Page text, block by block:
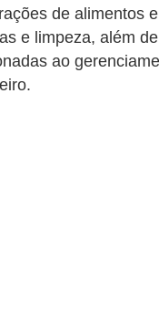
de alimentos
e limpeza, além
ao